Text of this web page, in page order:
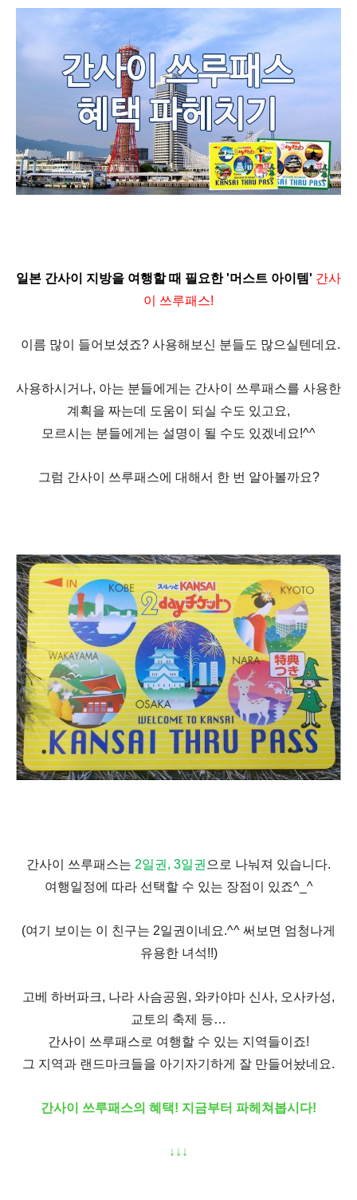
일본 간사이 지방을 여행할 때 필요한 '머스트 아이템' 간사
이 쓰루패스!
이름 많이 들어보셨죠? 사용해보신 분들도 많으실텐데요.
사용하시거나, 아는 분들에게는 간사이 쓰루패스를 사용한
계획을 짜는데 도움이 되실 수도 있고요,
모르시는 분들에게는 설명이 될 수도 있겠네요!^^
그럼 간사이 쓰루패스에 대해서 한 번 알아볼까요?
간사이 쓰루패스는 2일권 , 3일권 으로 나눠져 있습니다.
여행일정에 따라 선택할 수 있는 장점이 있죠^_^
(여기 보이는 이 친구는 2일권이네요.^^ 써보면 엄청나게
유용한 녀석!!)
고베 하버파크, 나라 사슴공원 , 와카야마 신사, 오사카성,
교토의 축제 등…
간사이 쓰루패스로 여행할 수 있는 지역들이죠!
그 지역과 랜드마크들을 아기자기하게 잘 만들어놨네요.
간사이 쓰루패스의 혜택! 지금부터 파헤쳐봅시다!
↓ ↓ ↓